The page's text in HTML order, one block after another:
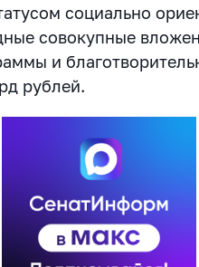
социально
совокупные
и
рублей.